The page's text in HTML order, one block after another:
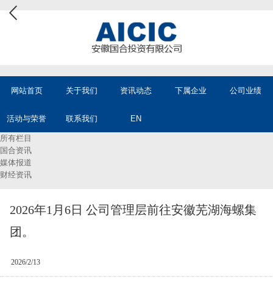
网站首页 关于我们 资讯动态 下属企业 公司业绩
活动与荣誉 联系我们 EN
所有栏目
国合资讯
媒体报道
财经资讯
2026年1月6日 公司管理层前往安徽芜湖海螺集
团。
2026/2/13